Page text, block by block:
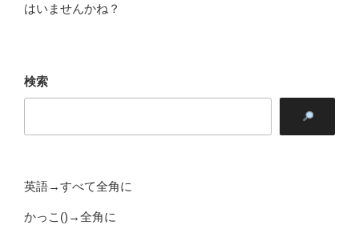
はいませんかね？
検索
英語→すべて全角に
かっこ()→全角に